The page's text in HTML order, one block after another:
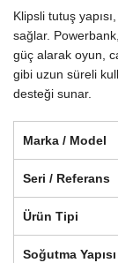
Klipsli tutuş
sağlar.
güç alarak oyun,
gibi uzun süreli
desteği sunar.
Marka / Model
Seri / Referans
Ürün Tipi
Soğutma Yapısı